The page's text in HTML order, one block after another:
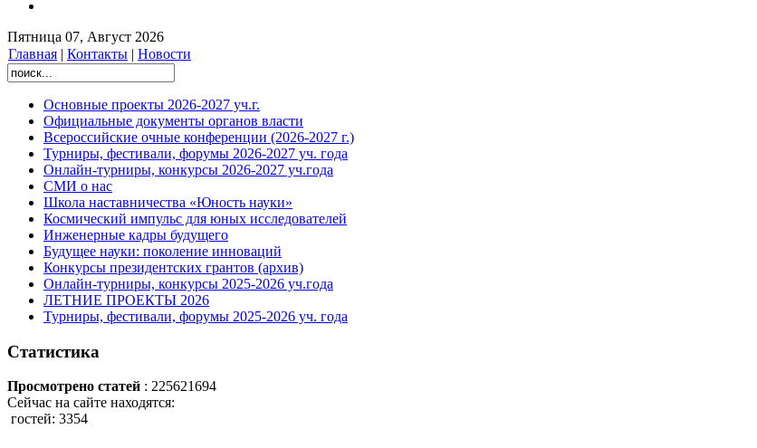
Пятница 07, Август 2026
Главная | Контакты | Новости
Основные проекты 2026-2027 уч.г.
Официальные документы органов власти
Всероссийские очные конференции (2026-2027 г.)
Турниры, фестивали, форумы 2026-2027 уч. года
Онлайн-турниры, конкурсы 2026-2027 уч.года
СМИ о нас
Школа наставничества «Юность науки»
Космический импульс для юных исследователей
Инженерные кадры будущего
Будущее науки: поколение инноваций
Конкурсы президентских грантов (архив)
Онлайн-турниры, конкурсы 2025-2026 уч.года
ЛЕТНИЕ ПРОЕКТЫ 2026
Турниры, фестивали, форумы 2025-2026 уч. года
Статистика
Просмотрено статей : 225621694
Сейчас на сайте находятся:
гостей: 3354